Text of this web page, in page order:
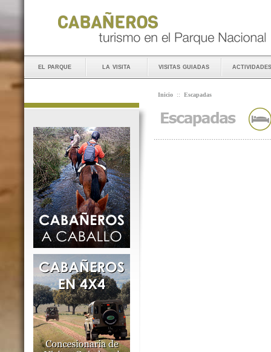
el parque la visita visitas guiadas actividades
Inicio :: Escapadas